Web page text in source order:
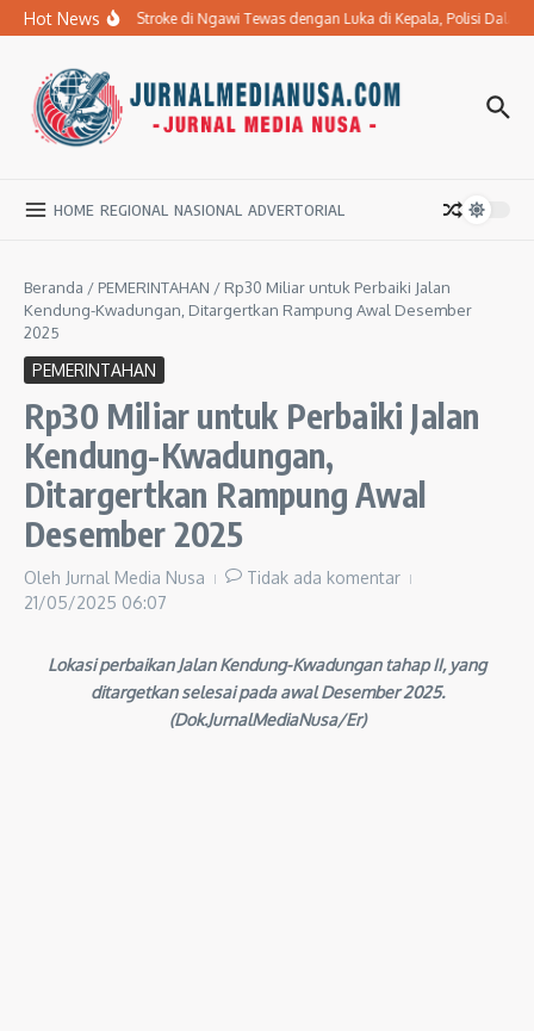
Lewati ke konten
Hot News
Ibu Penderita Stroke di Ngawi Tewas dengan Luka di Kepala, Polisi Dalami
HOME REGIONAL NASIONAL ADVERTORIAL
Beranda / PEMERINTAHAN / Rp30 Miliar untuk Perbaiki Jalan
Kendung-Kwadungan, Ditargertkan Rampung Awal Desember
2025
PEMERINTAHAN
Rp30 Miliar untuk Perbaiki Jalan
Kendung-Kwadungan,
Ditargertkan Rampung Awal
Desember 2025
Oleh Jurnal Media Nusa
Tidak ada komentar
21/05/2025 06:07
Lokasi perbaikan Jalan Kendung-Kwadungan tahap II, yang
ditargetkan selesai pada awal Desember 2025.
(Dok.JurnalMediaNusa/Er)